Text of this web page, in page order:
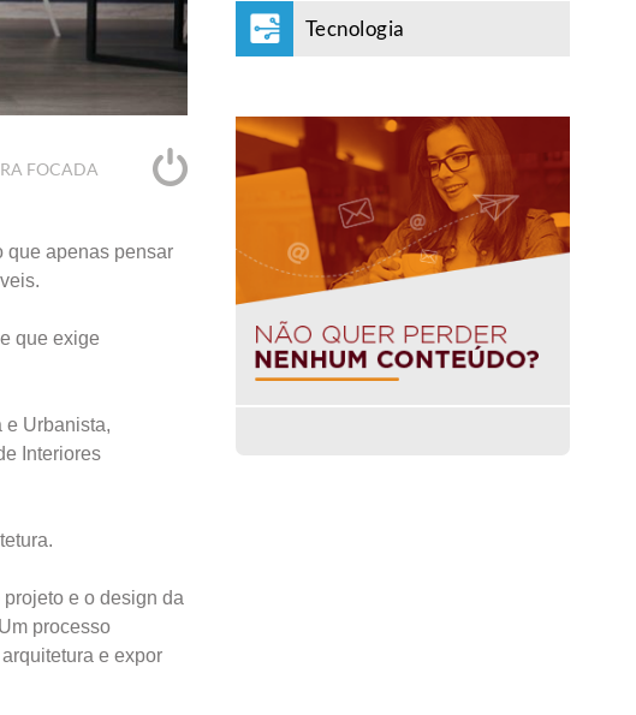
FOCADA
que apenas pensar
que exige
e Urbanista,
Interiores
e o design da
processo
e expor
Tecnologia